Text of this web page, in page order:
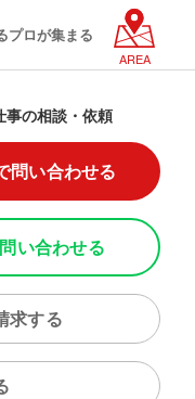
プロが集まる
AREA
事の相談・依頼
問い合わせる
い合わせる
求する